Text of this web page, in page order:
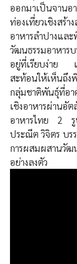
ออกมาเป็นจาน
ท่องเที่ยวเชิงสร้
อาหารลำปางแ
วัฒนธรรมอาหาร
อยู่ที่เรียบง่าย เ
สะท้อนให้เห็นถึ
กลุ่มชาติพันธุ์ที่อ
เชิงอาหารผ่าน
อาหารไทย 2 รู
ประณีต วิจิตร บร
การผสมผสานวัฒ
อย่างลงตัว